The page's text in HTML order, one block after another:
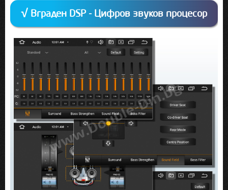
√ Вграден DSP - Цифров звуков процесор